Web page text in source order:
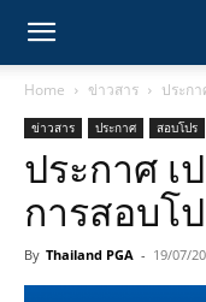
Home ข่าวสาร ประกา
ข่าวสาร ประกาศ สอบโปร
ประกาศ
การสอบโ
By Thailand PGA - 19/07/